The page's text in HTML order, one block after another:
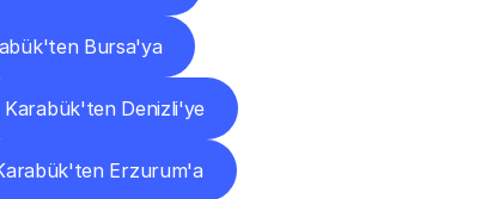
Bursa'ya
Karabük'ten Denizli'ye
Erzurum'a